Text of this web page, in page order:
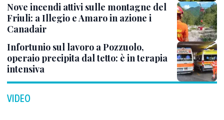
Nove incendi attivi sulle montagne del
Friuli: a Illegio e Amaro in azione i
Canadair
Infortunio sul lavoro a Pozzuolo,
operaio precipita dal tetto: è in terapia
intensiva
VIDEO